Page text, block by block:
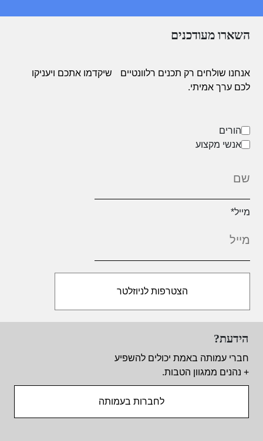
השארו מעודכנים
אנחנו שולחים רק תכנים רלוונטיים שיקדמו אתכם ויעניקו
לכם ערך אמיתי.
הורים
אנשי מקצוע
מייל*
הידעת?
חברי עמותה באמת יכולים להשפיע
+ נהנים ממגוון הטבות.
לחברות בעמותה